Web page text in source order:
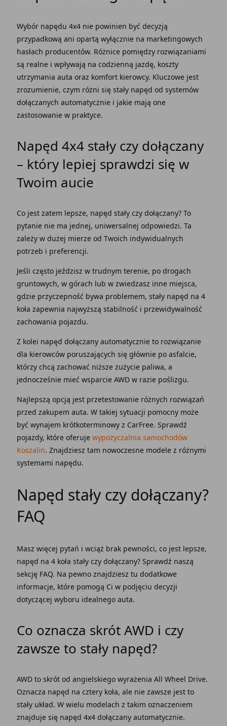
Wybór napędu 4x4 nie powinien być decyzją
przypadkową ani opartą wyłącznie na marketingowych
hasłach producentów. Różnice pomiędzy rozwiązaniami
są realne i wpływają na codzienną jazdę, koszty
utrzymania auta oraz komfort kierowcy. Kluczowe jest
zrozumienie, czym różni się stały napęd od systemów
dołączanych automatycznie i jakie mają one
zastosowanie w praktyce.
Napęd 4x4 stały czy dołączany
– który lepiej sprawdzi się w
Twoim aucie
Co jest zatem lepsze, napęd stały czy dołączany? To
pytanie nie ma jednej, uniwersalnej odpowiedzi. Ta
zależy w dużej mierze od Twoich indywidualnych
potrzeb i preferencji.
Jeśli często jeździsz w trudnym terenie, po drogach
gruntowych, w górach lub w zwiedzasz inne miejsca,
gdzie przyczepność bywa problemem, stały napęd na 4
koła zapewnia najwyższą stabilność i przewidywalność
zachowania pojazdu.
Z kolei napęd dołączany automatycznie to rozwiązanie
dla kierowców poruszających się głównie po asfalcie,
którzy chcą zachować niższe zużycie paliwa, a
jednocześnie mieć wsparcie AWD w razie poślizgu.
Najlepszą opcją jest przetestowanie różnych rozwiązań
przed zakupem auta. W takiej sytuacji pomocny może
być wynajem krótkoterminowy z CarFree. Sprawdź
pojazdy, które oferuje wypożyczalnia samochodów
Koszalin. Znajdziesz tam nowoczesne modele z różnymi
systemami napędu.
Napęd stały czy dołączany?
FAQ
Masz więcej pytań i wciąż brak pewności, co jest lepsze,
napęd na 4 koła stały czy dołączany? Sprawdź naszą
sekcję FAQ. Na pewno znajdziesz tu dodatkowe
informacje, które pomogą Ci w podjęciu decyzji
dotyczącej wyboru idealnegoauta.
Co oznacza skrótAWD i czy
zawsze to stały napęd?
AWD to skrót od angielskiego wyrażenia All Wheel Drive.
Oznacza napęd na cztery koła, ale nie zawsze jest to
stały układ. W wielu modelach z takim oznaczeniem
znajduje się napęd 4x4 dołączany automatycznie.